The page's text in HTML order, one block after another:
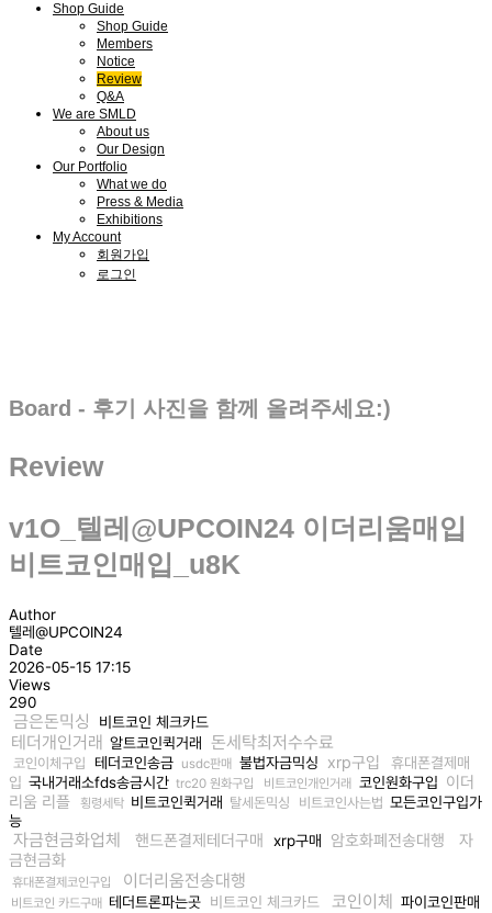
Shop Guide
Shop Guide
Members
Notice
Review
Q&A
We are SMLD
About us
Our Design
Our Portfolio
What we do
Press & Media
Exhibitions
My Account
회원가입
로그인
Board - 후기 사진을 함께 올려주세요:)
Review
v1O_텔레@UPCOIN24 이더리움매입
비트코인매입_u8K
Author
텔레@UPCOIN24
Date
2026-05-15 17:15
Views
290
금은돈믹싱 비트코인 체크카드
테더개인거래 알트코인퀵거래 돈세탁최저수수료
코인이체구입 테더코인송금 usdc판매 불법자금믹싱 xrp구입
휴대폰결제매
입 국내거래소fds송금시간 trc20 원화구입 비트코인개인거래 코인원화구입 이더
리움 리플
횡령세탁 비트코인퀵거래 탈세돈믹싱 비트코인사는법 모든코인구입가
능
자금현금화업체 핸드폰결제테더구매 xrp구매 암호화폐전송대행
자
금현금화
휴대폰결제코인구입 이더리움전송대행
비트코인 카드구매 테더트론파는곳 비트코인 체크카드 코인이체 파이코인판매